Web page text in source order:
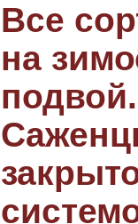
Все
на
подвой.